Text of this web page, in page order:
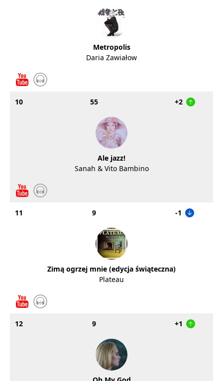
Metropolis
Daria Zawiałow
10 55 +2
Ale jazz!
Sanah & Vito Bambino
11 9 -1
Zimą ogrzej mnie (edycja świąteczna)
Plateau
12 9 +1